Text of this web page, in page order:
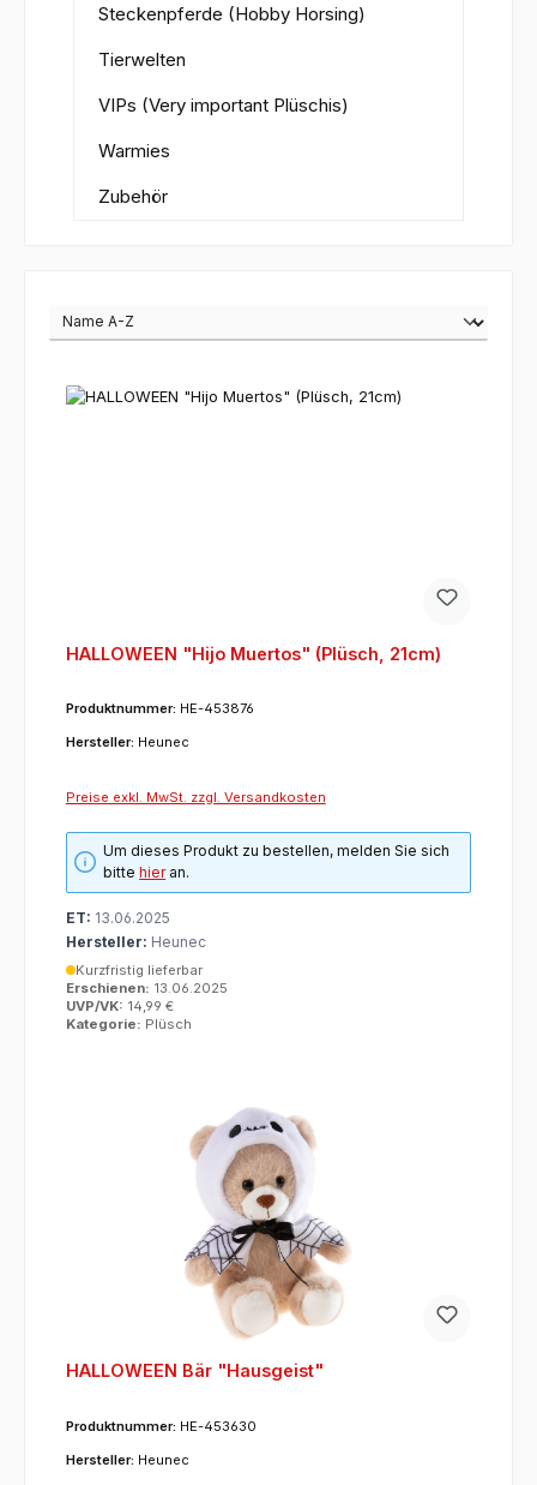
Steckenpferde (Hobby Horsing)
Tierwelten
VIPs (Very important Plüschis)
Warmies
Zubehör
HALLOWEEN "Hijo Muertos" (Plüsch, 21cm)
Produktnummer: HE-453876
Hersteller: Heunec
Preise exkl. MwSt. zzgl. Versandkosten
Um dieses Produkt zu bestellen, melden Sie sich
bittehieran.
ET: 13.06.2025
Hersteller: Heunec
Kurzfristig lieferbar
Erschienen: 13.06.2025
UVP/VK: 14,99 €
Kategorie: Plüsch
HALLOWEEN Bär "Hausgeist"
Produktnummer: HE-453630
Hersteller: Heunec